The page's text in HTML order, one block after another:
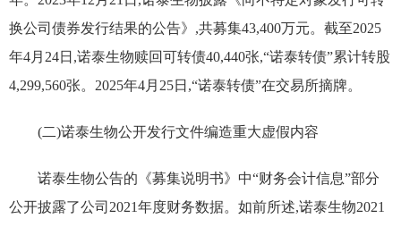
换公司债券发行结果的公告》,共募集43,400万元。截至2025
年4月 24日,诺泰生物赎回可转债40,440张,“诺泰转债”累计转股
4,299,560张。 2025年4月 25日,“诺泰转债”在交易所摘牌。
(二)诺泰生物公开发行文件编造重大虚假内容
诺泰生物公告的《募集说明书》中“财务会计信息”部分
公开披露了公司 2021年度财务数据。如前所述,诺泰生物2021